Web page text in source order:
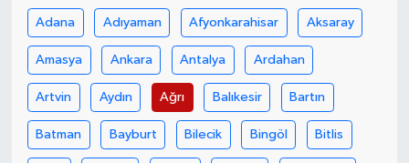
Adana Adıyaman Afyonkarahisar Aksaray
Amasya Ankara Antalya Ardahan
Artvin Aydın Ağrı Balıkesir Bartın
Batman Bayburt Bilecik Bingöl Bitlis